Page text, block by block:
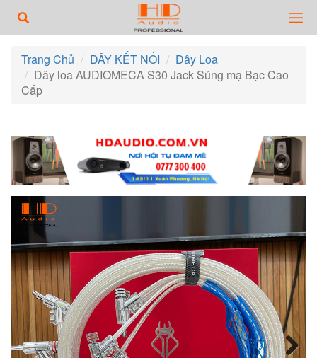
Trang Chủ DÂY KẾT NỐI
Dây Loa
Dây loa AUDIOMECA S30 Jack Súng mạ Bạc Cao
Cấp